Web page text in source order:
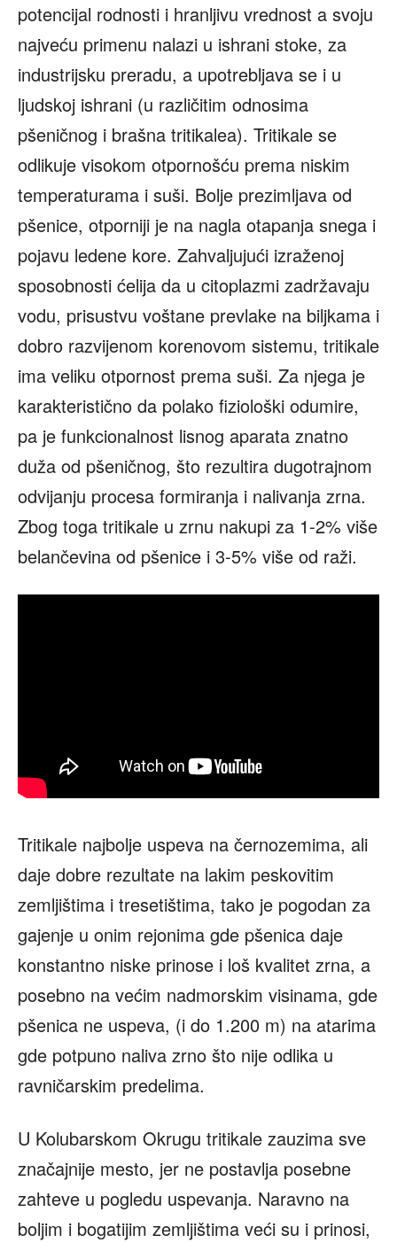
potencijal rodnosti i hranljivu vrednost a svoju
najveću primenu nalazi u ishrani stoke, za
industrijsku preradu, a upotrebljava se i u
ljudskoj ishrani (u različitim odnosima
pšeničnog i brašna tritikalea). Tritikale se
odlikuje visokom otpornošću prema niskim
temperaturama i suši. Bolje prezimljava od
pšenice, otporniji je na nagla otapanja snega i
pojavu ledene kore. Zahvaljujući izraženoj
sposobnosti ćelija da u citoplazmi zadržavaju
vodu, prisustvu voštane prevlake na biljkama i
dobro razvijenom korenovom sistemu, tritikale
ima veliku otpornost prema suši. Za njega je
karakteristično da polako fiziološki odumire,
pa je funkcionalnost lisnog aparata znatno
duža od pšeničnog, što rezultira dugotrajnom
odvijanju procesa formiranja i nalivanja zrna.
Zbog toga tritikale u zrnu nakupi za 1-2% više
belančevina od pšenice i 3-5% više od raži.
Tritikale najbolje uspeva na černozemima, ali
daje dobre rezultate na lakim peskovitim
zemljištima i tresetištima, tako je pogodan za
gajenje u onim rejonima gde pšenica daje
konstantno niske prinose i loš kvalitet zrna, a
posebno na većim nadmorskim visinama, gde
pšenica ne uspeva, (i do 1.200 m) na atarima
gde potpuno naliva zrno što nije odlika u
ravničarskim predelima.
U Kolubarskom Okrugu tritikale zauzima sve
značajnije mesto, jer ne postavlja posebne
zahteve u pogledu uspevanja. Naravno na
boljim i bogatijim zemljištima veći su i prinosi,